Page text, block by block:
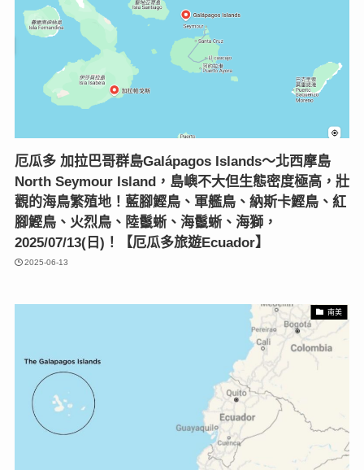
厄瓜多 加拉巴哥群島Galápagos Islands～北西摩島
North Seymour Island，島嶼不大但生態密度極高，壯
觀的海鳥繁殖地！藍腳鰹鳥、軍艦鳥、納斯卡鰹鳥、紅
腳鰹鳥、火烈鳥、陸鬣蜥、海鬣蜥、海獅，
2025/07/13(日)！【厄瓜多旅遊Ecuador】
2025-06-13
南美